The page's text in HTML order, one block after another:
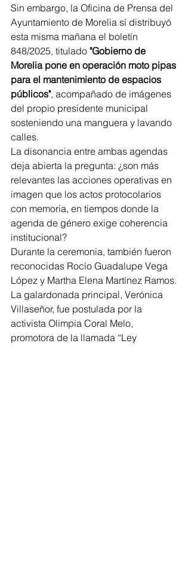
Sin embargo, la Oficina de Prensa del
Ayuntamiento de Morelia sí distribuyó
esta misma mañana el boletín
848/2025, titulado "Gobierno de
Morelia pone en operación moto pipas
para el mantenimiento de espacios
públicos", acompañado de imágenes
del propio presidente municipal
sosteniendo una manguera y lavando
calles.
La disonancia entre ambas agendas
deja abierta la pregunta: ¿son más
relevantes las acciones operativas en
imagen que los actos protocolarios
con memoria, en tiempos donde la
agenda de género exige coherencia
institucional?
Durante la ceremonia, también fueron
reconocidas Rocío Guadalupe Vega
López y Martha Elena Martínez Ramos.
La galardonada principal, Verónica
Villaseñor, fue postulada por la
activista Olimpia Coral Melo,
promotora de la llamada “Ley